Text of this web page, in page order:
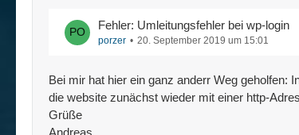
Fehler: Umleitungsfehler bei wp-login
porzer 20. September 2019 um 15:01
Bei mir hat hier ein ganz anderr Weg geholfen:
die website zunächst wieder mit einer http-
Grüße
Andreas